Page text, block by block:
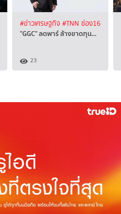
#ข่าวเศรษฐกิจ #TNN ช่อง16
"GGC" ลดพาร์ ล้างขาดทุน…
23